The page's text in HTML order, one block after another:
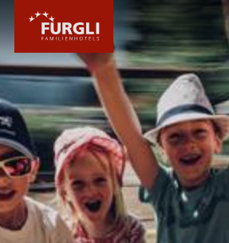
FAMILIENHOTEL
FURGLER
FAMILIENHOTEL
POST
FURGLI HOTELS
KINDER
FURGLI & FREUNDE
INKLUSIVLEISTUNGEN FÜR KINDER
FURGLIS BABYPAKET